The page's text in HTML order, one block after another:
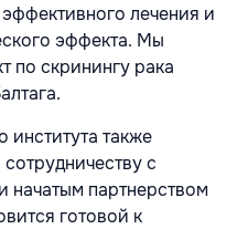
лечения и
эффекта. Мы
по скринингу рака
института также
с
начатым партнерством
готовой к